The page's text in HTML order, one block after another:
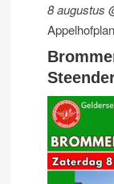
8 augustus